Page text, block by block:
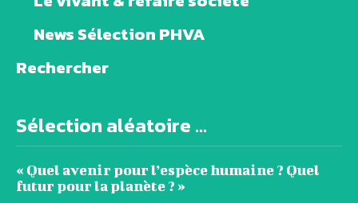
News Sélection PHVA
Rechercher
Sélection aléatoire ...
« Quel avenir pour l’espèce humaine ? Quel
futur pour la planète ? »